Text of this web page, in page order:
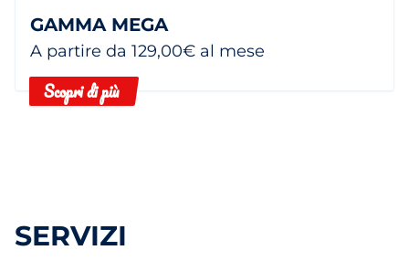
GAMMA MEGA
A partire da 129,00€ al mese
Scopri di più
SERVIZI